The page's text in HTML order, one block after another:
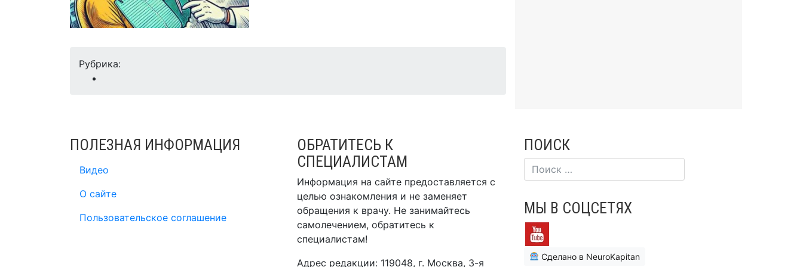
Рубрика:
ПОЛЕЗНАЯ ИНФОРМАЦИЯ
Видео
О сайте
Пользовательское соглашение
ОБРАТИТЕСЬ К
СПЕЦИАЛИСТАМ
Информация на сайте предоставляется с
целью ознакомления и не заменяет
обращения к врачу. Не занимайтесь
самолечением, обратитесь к
специалистам!
Адрес редакции: 119048, г. Москва, 3-я
ПОИСК
МЫ В СОЦСЕТЯХ
Сделано в NeuroKapitan